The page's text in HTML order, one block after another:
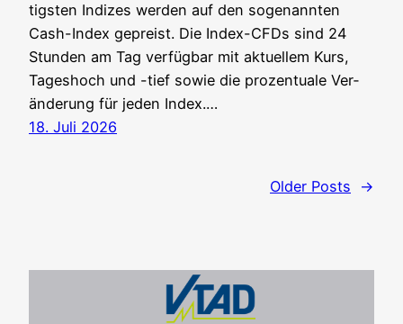
tigs­ten Indi­zes wer­den auf den soge­nann­ten
Cash-Index gepreist. Die Index-CFDs sind 24
Stun­den am Tag ver­füg­bar mit aktu­el­lem Kurs,
Tages­hoch und -tief sowie die pro­zen­tua­le Ver­
än­de­rung für jeden Index.…
18. Juli 2026
Older Posts →